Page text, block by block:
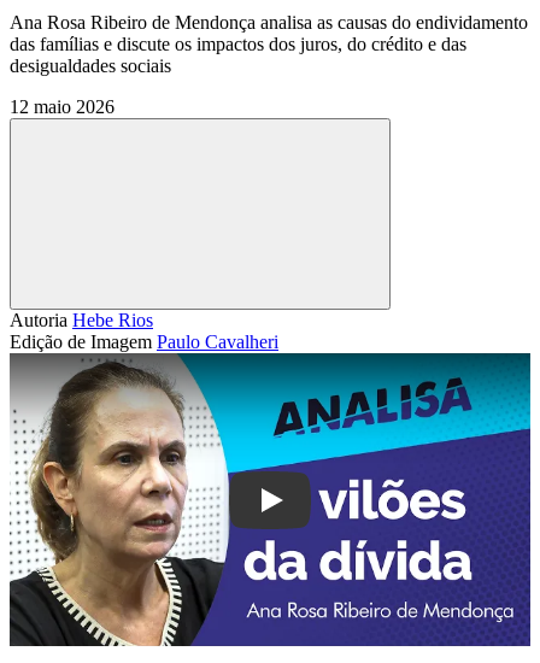
Ana Rosa Ribeiro de Mendonça analisa as causas do endividamento
das famílias e discute os impactos dos juros, do crédito e das
desigualdades sociais
12 maio 2026
Compartilhar
Autoria Hebe Rios
Edição de Imagem Paulo Cavalheri
Play